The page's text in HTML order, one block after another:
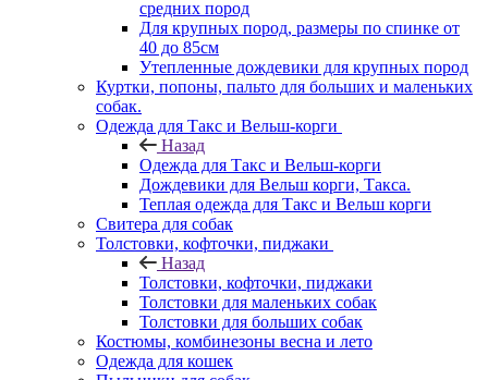
средних пород
Для крупных пород, размеры по спинке от
40 до 85см
Утепленные дождевики для крупных пород
Куртки, попоны, пальто для больших и маленьких
собак.
Одежда для Такс и Вельш-корги
Назад
Одежда для Такс и Вельш-корги
Дождевики для Вельш корги, Такса.
Теплая одежда для Такс и Вельш корги
Свитера для собак
Толстовки, кофточки, пиджаки
Назад
Толстовки, кофточки, пиджаки
Толстовки для маленьких собак
Толстовки для больших собак
Костюмы, комбинезоны весна и лето
Одежда для кошек